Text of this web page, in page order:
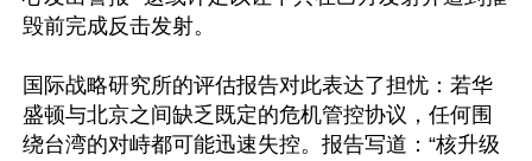
毁前完成反击发射。
国际战略研究所的评估报告对此表达了担忧：若华
盛顿与北京之间缺乏既定的危机管控协议，任何围
绕台湾的对峙都可能迅速失控。报告写道：“核升级